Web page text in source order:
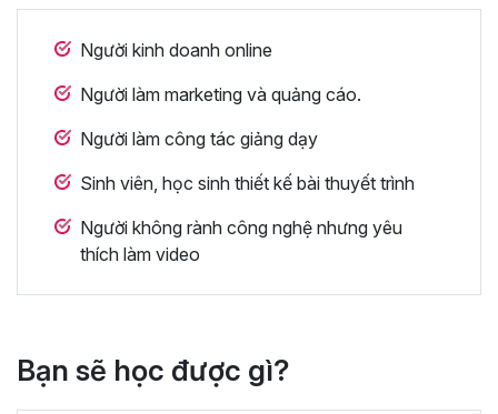
Người kinh doanh online
Người làm marketing và quảng cáo.
Người làm công tác giảng dạy
Sinh viên, học sinh thiết kế bài thuyết trình
Người không rành công nghệ nhưng yêu
thích làm video
Bạn sẽ học được gì?